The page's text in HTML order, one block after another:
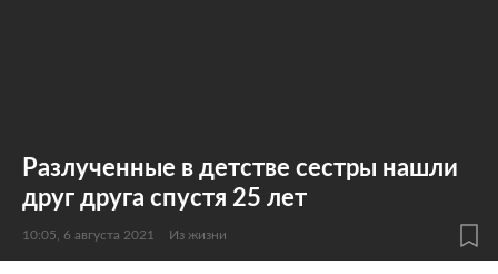
Разлученные в детстве сестры нашли
друг друга спустя 25 лет
10:05, 6 августа 2021 Из жизни